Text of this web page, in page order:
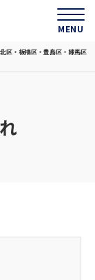
区・板橋区・豊島区・練馬区
MENU